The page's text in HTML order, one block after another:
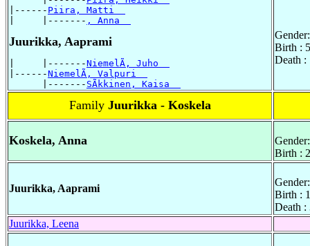
|------ Piira, Matti
|     |------- , Anna
Juurikka, Aaprami
|     |-------NiemelÃ, Juho
|------NiemelÃ, Valpuri
      |-------
SÃkkinen, Kaisa
Birth :
Death :
Family Juurikka - Koskela
Koskela, Anna
Birth :
Juurikka, Aaprami
Birth :
Death :
Juurikka, Leena